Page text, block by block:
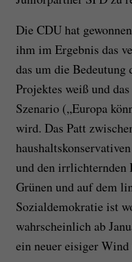
Die CDU hat
ihm im Ergebnis das
das um die Bedeutung
Projektes weiß und
Szenario („Europa
wird. Das Patt
und den irrlichternden
Grünen und auf dem
Sozialdemokratie ist
wahrscheinlich ab
ein neuer eisiger